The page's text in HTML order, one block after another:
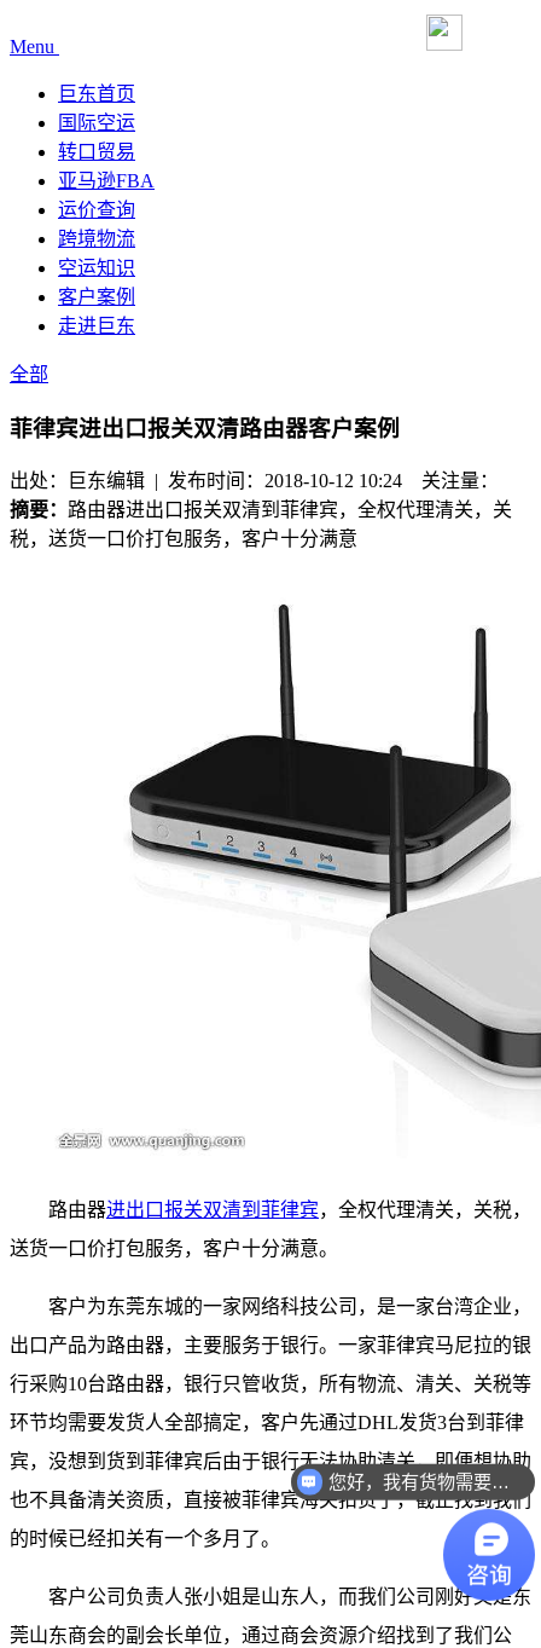
Menu
巨东首页
国际空运
转口贸易
亚马逊FBA
运价查询
跨境物流
空运知识
客户案例
走进巨东
全部
菲律宾进出口报关双清路由器客户案例
出处：巨东编辑 | 发布时间：2018-10-12 10:24 关注量：
摘要： 路由器进出口报关双清到菲律宾，全权代理清关，关
税，送货一口价打包服务，客户十分满意
路由器进出口报关双清到菲律宾，全权代理清关，关税，
送货一口价打包服务，客户十分满意。
客户为东莞东城的一家网络科技公司，是一家台湾企业，
出口产品为路由器，主要服务于银行。一家菲律宾马尼拉的银
行采购10台路由器，银行只管收货，所有物流、清关、关税等
环节均需要发货人全部搞定，客户先通过DHL发货3台到菲律
宾，没想到货到菲律宾后由于银行无法协助清关，即便想协助
也不具备清关资质，直接被菲律宾海关扣货了，截止找到我们
的时候已经扣关有一个多月了。
客户公司负责人张小姐是山东人，而我们公司刚好又是东
莞山东商会的副会长单位，通过商会资源介绍找到了我们公
您好，我有货物需要你们的产品。